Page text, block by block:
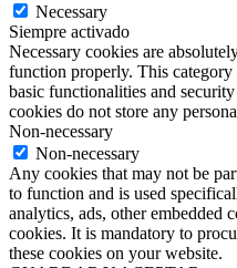
Necessary
Siempre activado
Necessary cookies are
function properly. This
basic functionalities and
cookies do not store any
Non-necessary
Non-necessary
Any cookies that may not be
to function and is used
analytics, ads, other embedded
cookies. It is mandatory to
these cookies on your website.